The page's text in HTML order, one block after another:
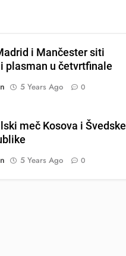
i Mančester siti
plasman u četvrtfinale
5 Years Ago 0
meč Kosova i Švedske
5 Years Ago 0